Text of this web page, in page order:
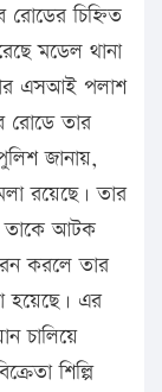
রোডের চিহ্নিত
মডেল থানা
এসআই পলাশ
রোডে তার
জানায়,
রয়েছে। তার
তাকে আটক
করলে তার
হয়েছে। এর
চালিয়ে
শিল্পি